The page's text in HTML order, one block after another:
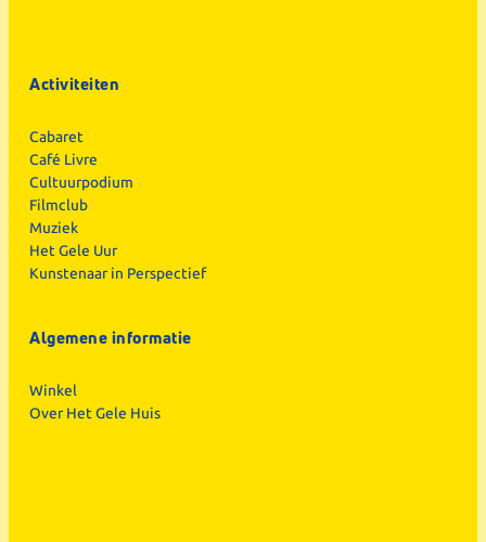
Activiteiten
Cabaret
Café Livre
Cultuurpodium
Filmclub
Muziek
Het Gele Uur
Kunstenaar in Perspectief
Algemene informatie
Winkel
Over Het Gele Huis